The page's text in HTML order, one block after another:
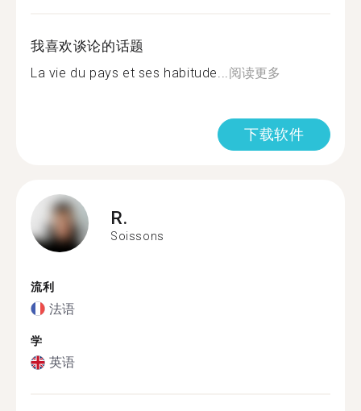
我喜欢谈论的话题
La vie du pays et ses habitude...阅读更多
下载软件
R.
Soissons
流利
法语
学
英语